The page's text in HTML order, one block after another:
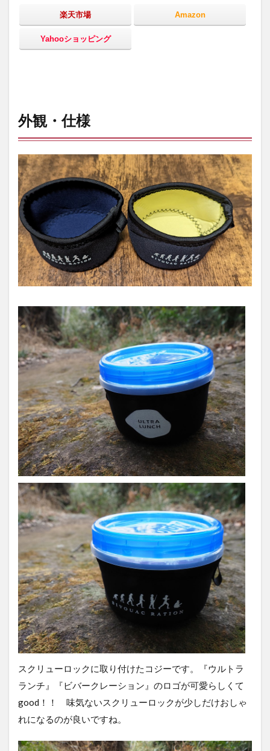
楽天市場 Amazon
Yahooショッピング
外観・仕様
スクリューロックに取り付けたコジーです。『ウルトラ
ランチ』『ビバークレーション』のロゴが可愛らしくて
good！！ 味気ないスクリューロックが少しだけおしゃ
れになるのが良いですね。